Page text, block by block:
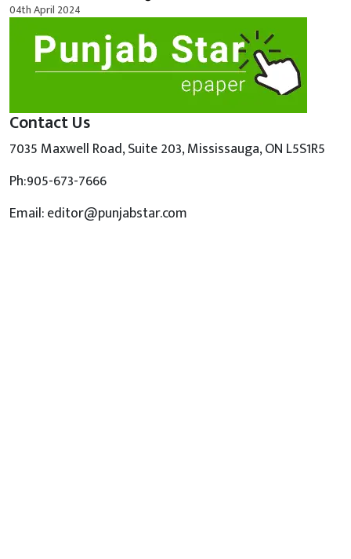
04th April 2024
Contact Us
7035 Maxwell Road, Suite 203, Mississauga, ON L5S1R5
Ph:905-673-7666
Email: editor@punjabstar.com